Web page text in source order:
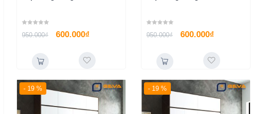
950.000₫ 600.000₫ 950.000₫ 600.000₫
- 19 % - 19 %